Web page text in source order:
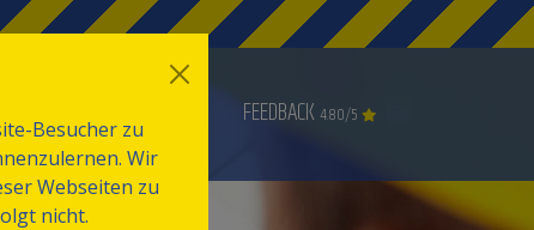
NACHHALTIGKEIT FEEDBACK 4.80/5
Besucher zu
Wir
Webseiten zu
nicht.